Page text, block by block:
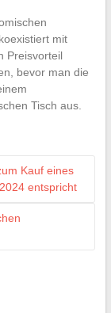
mit
Preisvorteil
bevor man die
Tisch aus.
Kauf eines
entspricht